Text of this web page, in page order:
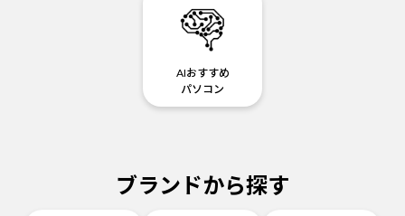
AIおすすめ
パソコン
ブランドから探す